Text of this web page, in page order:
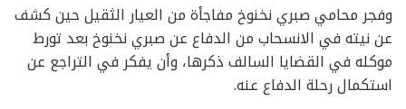
وفجر محامي صبري نخنوخ مفاجأة من العيار الثقيل حين كشف
عن نيته في الانسحاب من الدفاع عن صبري نخنوخ بعد تورط
موكله في القضايا السالف ذكرها، وأن يفكر في التراجع عن
استكمال رحلة الدفاع عنه.